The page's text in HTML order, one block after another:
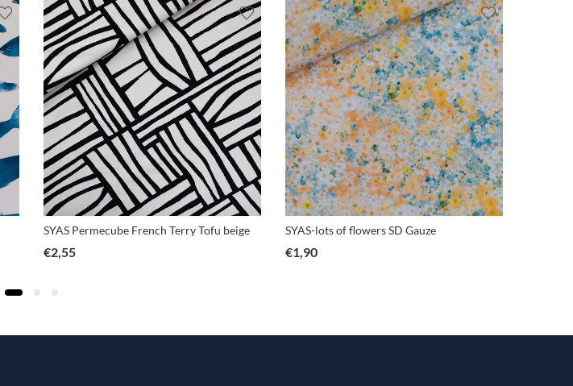
SYAS Permecube French Terry Tofu beige
€2,55
SYAS-lots of flowers SD Gauze
€1,90